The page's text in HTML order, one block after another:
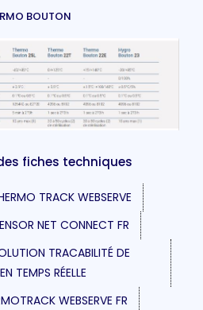
BOUTON
fiches techniques
TRACK WEBSERVE
NET CONNECT FR
TRACABILITÉ DE
TEMPS RÉELLE
WEBSERVE FR